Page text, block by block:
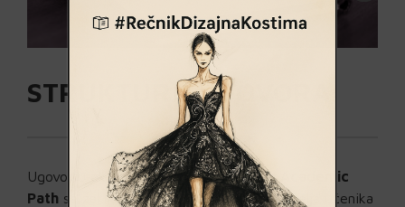
STRUKTURA UGOVORA
Ugovor u okviru programaIntegrated Academic
Path se zaključuje između roditelja/staratelja učenika